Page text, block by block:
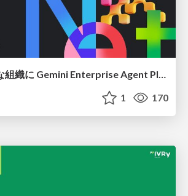
AI ネイティブな組織に Gemini Enterprise Agent Platform がなぜ必要なのか
1 170